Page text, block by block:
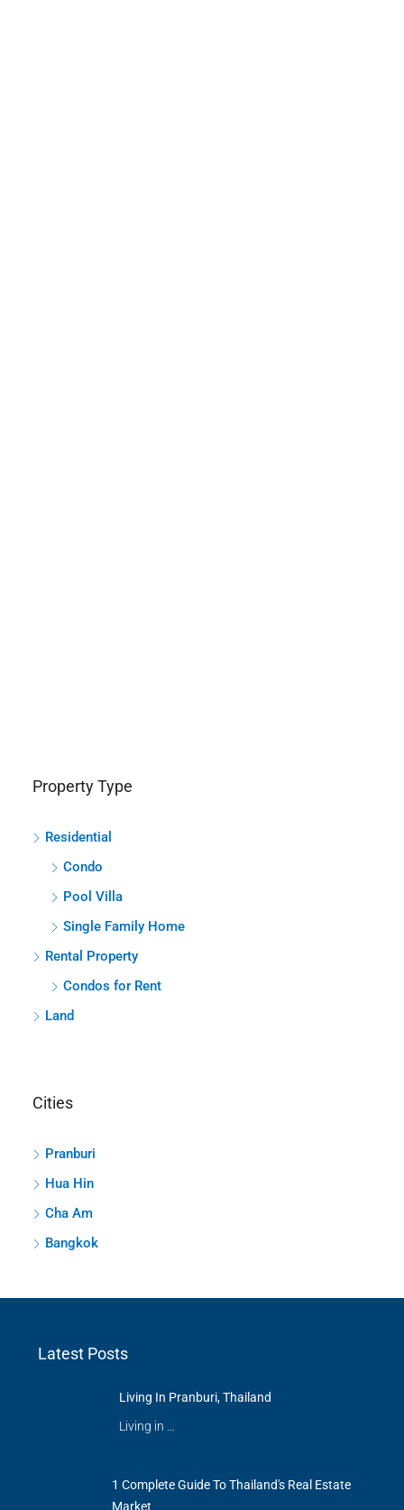
Property Type
Residential
Condo
Pool Villa
Single Family Home
Rental Property
Condos for Rent
Land
Cities
Pranburi
Hua Hin
Cha Am
Bangkok
Latest Posts
Living In Pranburi, Thailand
Living in …
1 Complete Guide To Thailand's Real Estate
Market